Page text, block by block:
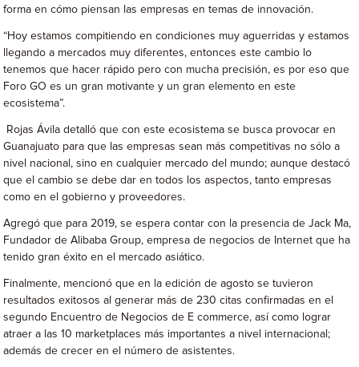
forma en cómo piensan las empresas en temas de innovación.
“Hoy estamos compitiendo en condiciones muy aguerridas y estamos
llegando a mercados muy diferentes, entonces este cambio lo
tenemos que hacer rápido pero con mucha precisión, es por eso que
Foro GO es un gran motivante y un gran elemento en este
ecosistema”.
Rojas Ávila detalló que con este ecosistema se busca provocar en
Guanajuato para que las empresas sean más competitivas no sólo a
nivel nacional, sino en cualquier mercado del mundo; aunque destacó
que el cambio se debe dar en todos los aspectos, tanto empresas
como en el gobierno y proveedores.
Agregó que para 2019, se espera contar con la presencia de Jack Ma,
Fundador de Alibaba Group, empresa de negocios de Internet que ha
tenido gran éxito en el mercado asiático.
Finalmente, mencionó que en la edición de agosto se tuvieron
resultados exitosos al generar más de 230 citas confirmadas en el
segundo Encuentro de Negocios de E commerce, así como lograr
atraer a las 10 marketplaces más importantes a nivel internacional;
además de crecer en el número de asistentes.